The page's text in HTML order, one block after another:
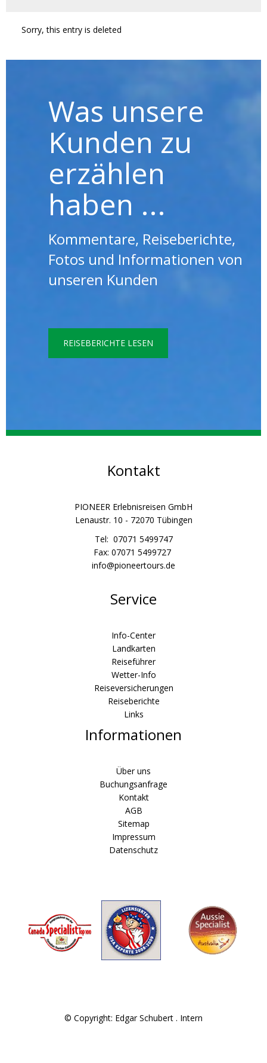
Sorry, this entry is deleted
Was unsere
Kunden zu
erzählen
haben ...
Kommentare, Reiseberichte,
Fotos und Informationen von
unseren Kunden
REISEBERICHTE LESEN
Kontakt
PIONEER Erlebnisreisen GmbH
Lenaustr. 10 - 72070 Tübingen
Tel: 07071 5499747
Fax: 07071 5499727
info@pioneertours.de
Service
Info-Center
Landkarten
Reiseführer
Wetter-Info
Reiseversicherungen
Reiseberichte
Links
Informationen
Über uns
Buchungsanfrage
Kontakt
AGB
Sitemap
Impressum
Datenschutz
© Copyright: Edgar Schubert . Intern